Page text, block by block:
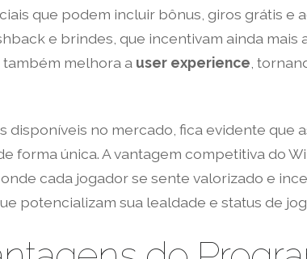
que podem incluir bônus, giros grátis e
e brindes, que incentivam ainda mais
também melhora a user experience,
no mercado, fica evidente que
forma única. A vantagem competitiva do
cada jogador se sente valorizado e
potencializam sua lealdade e status de